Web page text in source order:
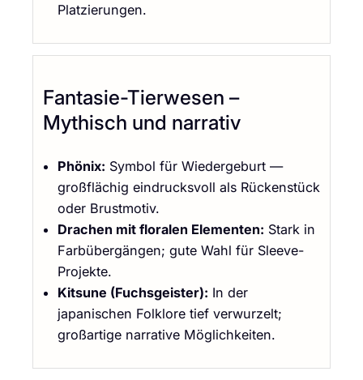
Platzierungen.
Fantasie-Tierwesen –
Mythisch und narrativ
Phönix: Symbol für Wiedergeburt —
großflächig eindrucksvoll als Rückenstück
oder Brustmotiv.
Drachen mit floralen Elementen: Stark in
Farbübergängen; gute Wahl für Sleeve-
Projekte.
Kitsune (Fuchsgeister): In der
japanischen Folklore tief verwurzelt;
großartige narrative Möglichkeiten.